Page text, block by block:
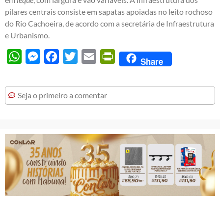
pilares centrais consiste em sapatas apoiadas no leito rochoso
do Rio Cachoeira, de acordo com a secretária de Infraestrutura
e Urbanismo.
WhatsAppMessengerFacebook
Twitter Email PrintFriendly
Share
Seja o primeiro a comentar